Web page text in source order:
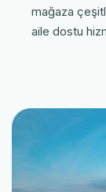
mağaza
aile dostu